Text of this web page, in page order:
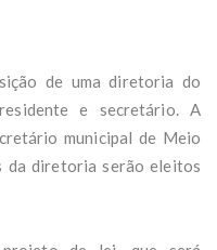
de uma diretoria do
e secretário. A
municipal de Meio
da diretoria serão eleitos